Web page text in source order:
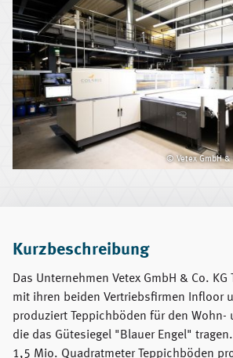
© Vetex GmbH &
Kurzbeschreibung
Das Unternehmen Vetex GmbH & Co.
mit ihren beiden Vertriebsfirmen Infloor
produziert Teppichböden für den Wohn-
die das Gütesiegel "Blauer Engel"
1,5 Mio. Quadratmeter Teppichböden